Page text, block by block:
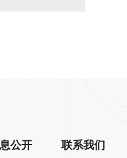
公开 联系我们